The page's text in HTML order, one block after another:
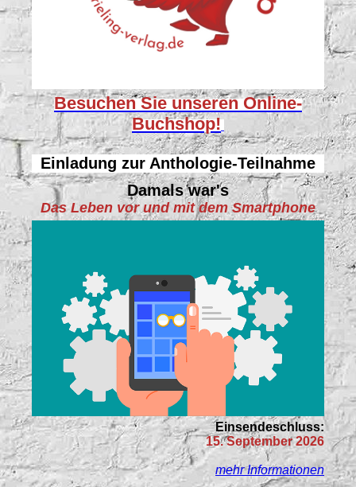
Besuchen Sie unserenOnline-
Buchshop!
Einladung zur Anthologie-Teilnahme
Damals war's
Das Leben vor und mit dem Smartphone
Einsendeschluss:
15. September 2026
mehr Informationen